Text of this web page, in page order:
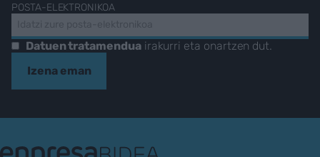
POSTA-ELEKTRONIKOA
Datuen tratamenduairakurri eta onartzen dut.
Izena eman